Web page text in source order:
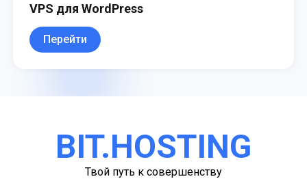
VPS для WordPress
Перейти
BIT.HOSTING
Твой путь к совершенству